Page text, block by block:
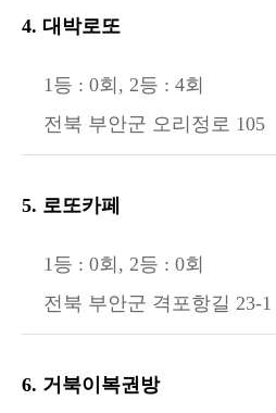
4. 대박로또
1등 : 0회, 2등 : 4회
전북 부안군 오리정로 105
5. 로또카페
1등 : 0회, 2등 : 0회
전북 부안군 격포항길 23-1
6. 거북이복권방